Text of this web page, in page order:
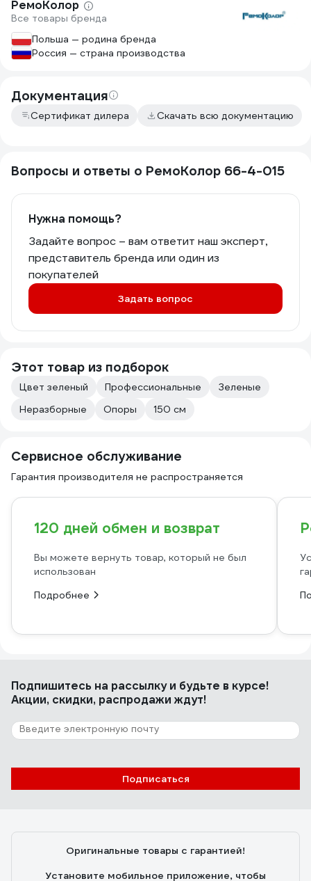
РемоКолор
Все товары бренда
Польша — родина бренда
Россия — страна производства
Документация
Сертификат дилера Скачать всю документацию
Вопросы и ответы о РемоКолор 66-4-015
Нужна помощь?
Задайте вопрос – вам ответит наш эксперт,
представитель бренда или один из
покупателей
Задать вопрос
Этот товар из подборок
Цвет зеленый Профессиональные
Зеленые
Неразборные
Опоры 150 см
Сервисное обслуживание
Гарантия производителя не распространяется
120 дней обмен и возврат
Вы можете вернуть товар, который не был
использован
Подробнее
Подпишитесь на рассылкуи будьте в курсе!
Акции, скидки, распродажи ждут!
Подписаться
Оригинальные товары с гарантией!
Установите мобильное приложение, чтобы